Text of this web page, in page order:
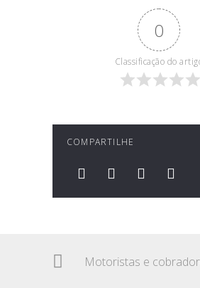
0
Classificação do
COMPARTILHE